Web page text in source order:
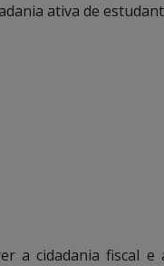
ativa de
a cidadania fiscal e